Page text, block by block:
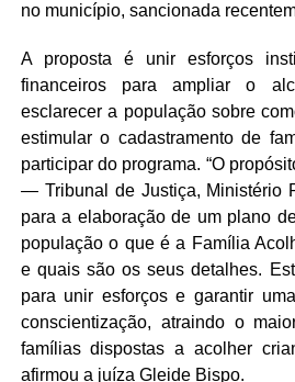
no município, sancionada
A proposta é unir esforços
financeiros para ampliar o
esclarecer a população sobre
estimular o cadastramento de
participar do programa. “O
— Tribunal de Justiça, Ministério
para a elaboração de um plano
população o que é a Família
e quais são os seus detalhes.
para unir esforços e garantir
conscientização, atraindo o
famílias dispostas a acolher
afirmou a juíza Gleide Bispo.